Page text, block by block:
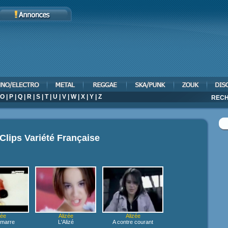
O P Q R S T| U V W| X Y Z
Variété Française
Alizée
L'Alizé
Alizée
A contre courant